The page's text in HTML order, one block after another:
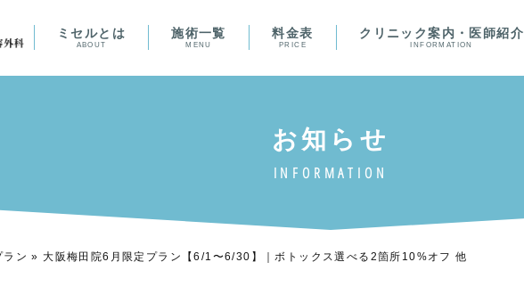
ミセルとは
ABOUT
施術一覧
MENU
料金表
PRICE
クリニック案内・医師紹介
INFORMATION
ラン »大阪梅田院6月限定プラン【6/1〜6/30】｜ボトックス選べる2箇所10%オフ 他